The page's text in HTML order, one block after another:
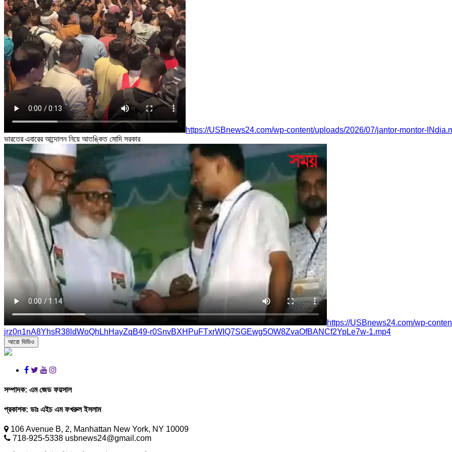
https://USBnews24.com/wp-content/uploads/2026/07/jantor-montor-
ভারতের এবারের আন্দোলন নিয়ে আতঙ্কিত মোদি সরকার
https://USBnews24.com/wp-
jrz0n1nA8YhsR38ldWoQhLhHayZqB49-r0SnvBXHPuFTxrWIQ7SGEwg5OW8ZvaOfBANCf2YpLe7w-1.mp4
আরো ভিডিও
সম্পাদক: এম জেড ফয়সাল
প্রকাশক: ডাঃ এইচ এম ফখরুল ইসলাম
106 Avenue B, 2, Manhattan New York, NY 10009
718-925-5338 usbnews24@gmail.com